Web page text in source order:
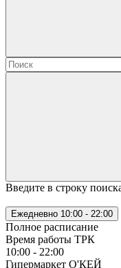
Введите в строку
Ежедневно 10:00 - 22:00
Полное расписание
Время работы ТРК
10:00 - 22:00
Гипермаркет О'КЕЙ